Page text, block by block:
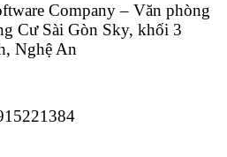
Company – Văn phòng
Cư Sài Gòn Sky, khối 3
Nghệ An